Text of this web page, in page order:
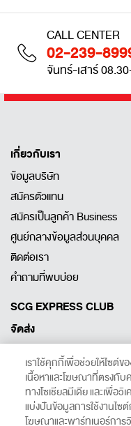
CALL CENTER
02-239-
จันทร์-เสาร์
เกี่ยวกับเรา
ข้อมูลบริษัท
สมัครตัวแทน
สมัครเป็นลูกค้า Business
ศูนย์กลางข้อมูลส่วนบุคคล
ติดต่อเรา
คำถามที่พบบ่อย
SCG EXPRESS CLUB
จัดส่ง
เรียกรถเข้ารับพัสดุ
จุดส่งพัสดุและพื้นที่ให้บริการ
คำนวณค่าส่ง
เราใช้คุกกี้เพื่อช่วยให้ไซต์ข
เนื้อหาและโฆษณาที่ตรงกั
ทางโซเชียลมีเดีย และเพื่อวิ
แบ่งปันข้อมูลการใช้งานไซ
โฆษณาและพาร์ทเนอร์การ